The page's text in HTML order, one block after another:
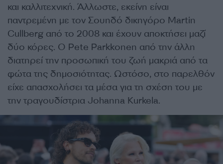
και καλλιτεχνική. Άλλωστε, εκείνη είναι
παντρεμένη με τον Σουηδό δικηγόρο Martin
Cullberg από το 2008 και έχουν αποκτήσει μαζί
δύο κόρες. Ο Pete Parkkonen από την άλλη
διατηρεί την προσωπική του ζωή μακριά από τα
φώτα της δημοσιότητας. Ωστόσο, στο παρελθόν
είχε απασχολήσει τα μέσα για τη σχέση του με
την τραγουδίστρια Johanna Kurkela.